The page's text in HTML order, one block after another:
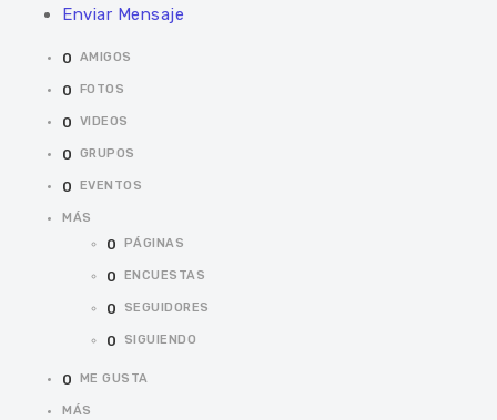
Enviar Mensaje
AMIGOS
0
FOTOS
0
VIDEOS
0
GRUPOS
0
EVENTOS
0
MÁS
PÁGINAS
0
ENCUESTAS
0
SEGUIDORES
0
SIGUIENDO
0
ME GUSTA
0
MÁS